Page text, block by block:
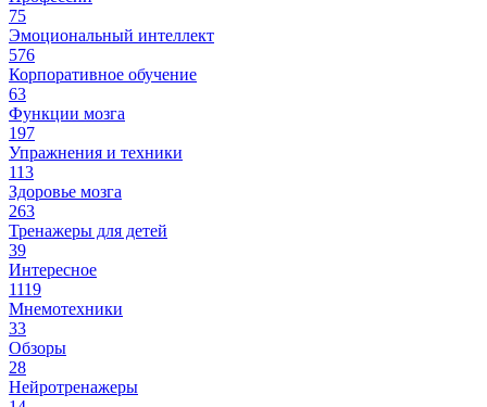
75
Эмоциональный интеллект
576
Корпоративное обучение
63
Функции мозга
197
Упражнения и техники
113
Здоровье мозга
263
Тренажеры для детей
39
Интересное
1119
Мнемотехники
33
Обзоры
28
Нейротренажеры